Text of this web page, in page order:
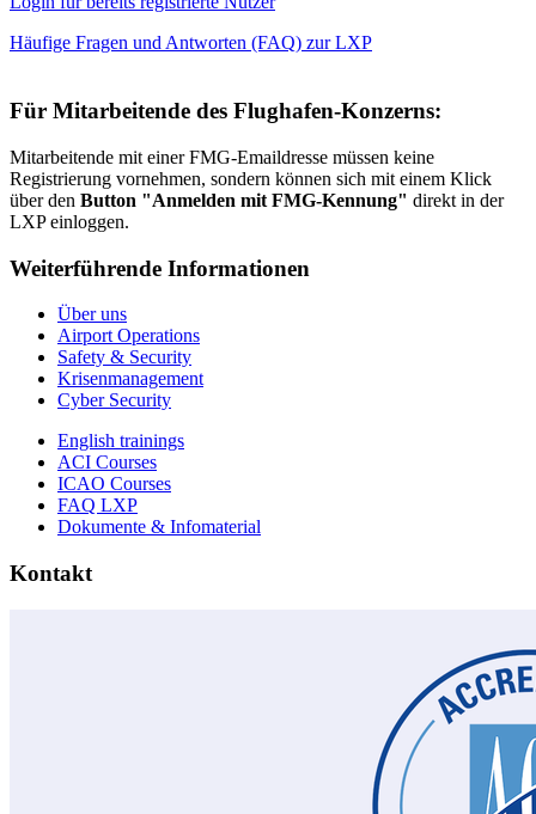
Häufige Fragen und Antworten (FAQ) zur LXP
Für Mitarbeitende des Flughafen-Konzerns:
Mitarbeitende mit einer FMG-Emaildresse müssen keine
Registrierung vornehmen, sondern können sich mit einem Klick
über den Button "Anmelden mit FMG-Kennung" direkt in der
LXP einloggen.
Weiterführende Informationen
Über uns
Airport Operations
Safety & Security
Krisenmanagement
Cyber Security
English trainings
ACI Courses
ICAO Courses
FAQ LXP
Dokumente & Infomaterial
Kontakt